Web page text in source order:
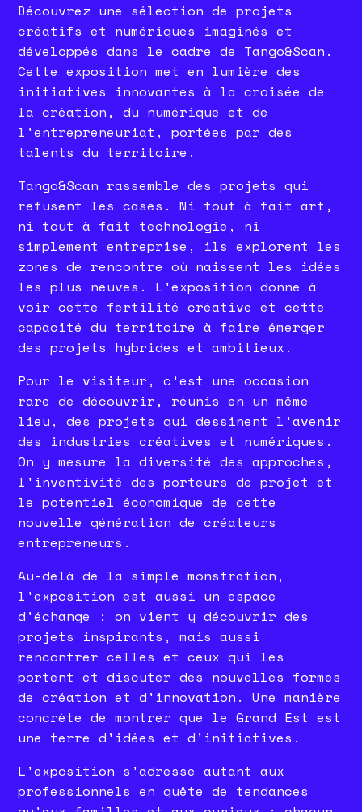
Découvrez une sélection de projets
créatifs et numériques imaginés et
développés dans le cadre de Tango&Scan.
Cette exposition met en lumière des
initiatives innovantes à la croisée de
la création, du numérique et de
l'entrepreneuriat, portées par des
talents du territoire.
Tango&Scan rassemble des projets qui
refusent les cases. Ni tout à fait art,
ni tout à fait technologie, ni
simplement entreprise, ils explorent les
zones de rencontre où naissent les idées
les plus neuves. L'exposition donne à
voir cette fertilité créative et cette
capacité du territoire à faire émerger
des projets hybrides et ambitieux.
Pour le visiteur, c'est une occasion
rare de découvrir, réunis en un même
lieu, des projets qui dessinent l'avenir
des industries créatives et numériques.
On y mesure la diversité des approches,
l'inventivité des porteurs de projet et
le potentiel économique de cette
nouvelle génération de créateurs
entrepreneurs.
Au-delà de la simple monstration,
l'exposition est aussi un espace
d'échange : on vient y découvrir des
projets inspirants, mais aussi
rencontrer celles et ceux qui les
portent et discuter des nouvelles formes
de création et d'innovation. Une manière
concrète de montrer que le Grand Est est
une terre d'idées et d'initiatives.
L'exposition s'adresse autant aux
professionnels en quête de tendances